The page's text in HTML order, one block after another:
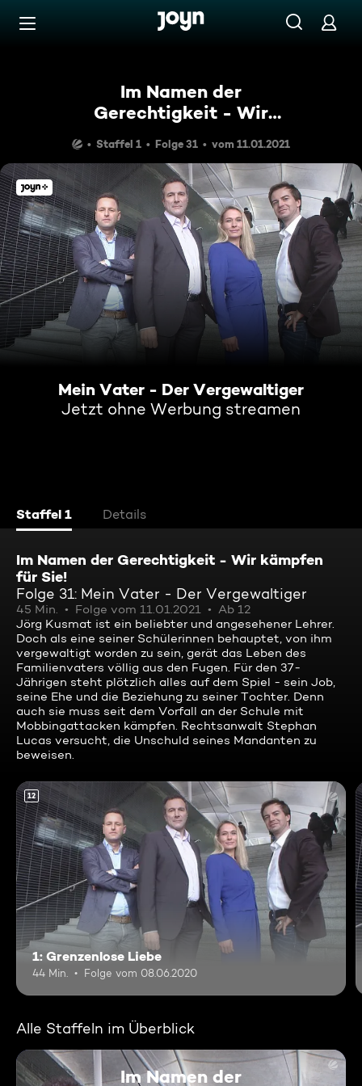
Zum Inhalt springen
Im Namen der
Gerechtigkeit - Wir
Staffel 1 Folge 31 vom 11.01.2021
Mein Vater - Der Vergewaltiger
Jetzt ohne Werbung streamen
Staffel 1 Details
Im Namen der Gerechtigkeit - Wir kämpfen
für Sie!
Folge 31: Mein Vater - Der Vergewaltiger
45 Min. Folge vom 11.01.2021
Ab 12
Jörg Kusmat ist ein beliebter und angesehener Lehrer.
Doch als eine seiner Schülerinnen behauptet, von ihm
vergewaltigt worden zu sein, gerät das Leben des
Familienvaters völlig aus den Fugen. Für den 37-
Jährigen steht plötzlich alles auf dem Spiel - sein Job,
seine Ehe und die Beziehung zu seiner Tochter. Denn
auch sie muss seit dem Vorfall an der Schule mit
Mobbingattacken kämpfen. Rechtsanwalt Stephan
Lucas versucht, die Unschuld seines Mandanten zu
beweisen.
12
1: Grenzenlose Liebe
44 Min. Folge vom 08.06.2020
Alle Staffeln im Überblick
Im Namen der